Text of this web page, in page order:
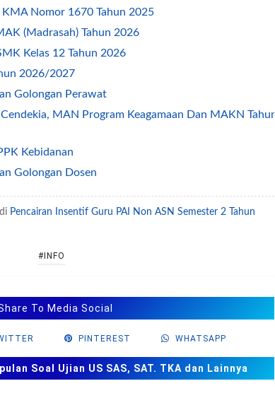
Nomor 1670 Tahun 2025
(Madrasah) Tahun 2026
Kelas 12 Tahun 2026
2026/2027
Golongan Perawat
MAN Program Keagamaan Dan MAKN Tahun
Kebidanan
Golongan Dosen
Satker Kementerian Agama Tahun 2025-2029
Madrasah Terbaru
Jabatan Penghulu
Sekolah Berdasarkan Jumlah Rombongan Belajar
Pendis) Nomor 8621 Tahun 2025
2025
Pencairan Insentif Guru PAI Non ASN Semester 2 Tahun
#INFO
To Media Social
PINTEREST WHATSAPP
Soal Ujian US SAS, SAT. TKA dan Lainnya